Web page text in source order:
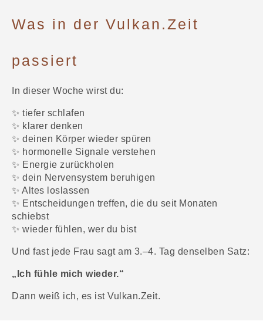
Was in der Vulkan.Zeit
passiert
In dieser Woche wirst du:
✨ tiefer schlafen
✨ klarer denken
✨ deinen Körper wieder spüren
✨ hormonelle Signale verstehen
✨ Energie zurückholen
✨ dein Nervensystem beruhigen
✨ Altes loslassen
✨ Entscheidungen treffen, die du seit Monaten
schiebst
✨ wieder fühlen, wer du bist
Und fast jede Frau sagt am 3.–4. Tag denselben Satz:
„Ich fühle mich wieder.“
Dann weiß ich, es ist Vulkan.Zeit.